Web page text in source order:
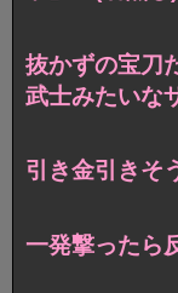
抜かずの宝刀
武士みたいな
引き金引きそ
一発撃ったら